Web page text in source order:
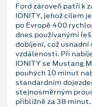
Ford zároveň patří k
IONITY, jehož cílem
po Evropě 400
dnes používanými
dobíjení, což
vzdálenosti. Při
IONITY se Mustang
pouhých 10 minut
standardním
stejnosměrným
přibližně za 38